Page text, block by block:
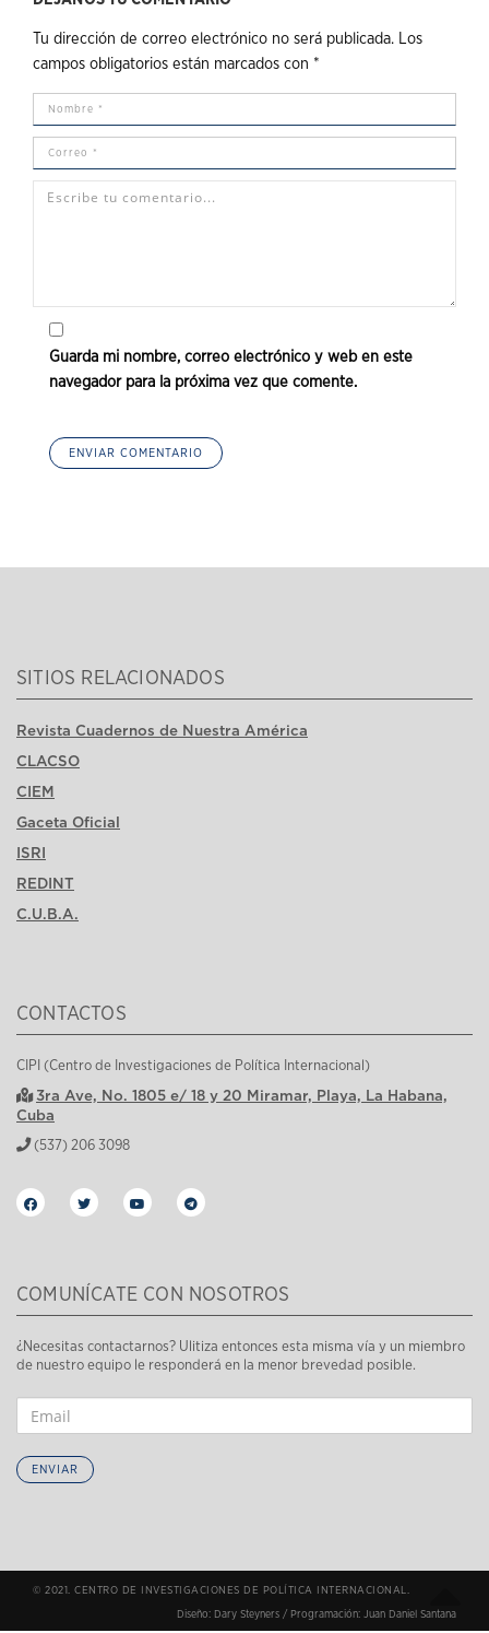
Tu dirección de correo electrónico no será publicada. Los
campos obligatorios están marcados con *
Guarda mi nombre, correo electrónico y web en este
navegador para la próxima vez que comente.
SITIOS RELACIONADOS
Revista Cuadernos de Nuestra América
CLACSO
CIEM
Gaceta Oficial
ISRI
REDINT
C.U.B.A.
CONTACTOS
CIPI (Centro de Investigaciones de Política Internacional)
3ra Ave, No. 1805 e/ 18 y 20 Miramar, Playa, La Habana,
Cuba
(537) 206 3098
COMUNÍCATE CON NOSOTROS
¿Necesitas contactarnos? Ulitiza entonces esta misma vía y un miembro
de nuestro equipo le responderá en la menor brevedad posible.
ENVIAR
© 2021. CENTRO DE INVESTIGACIONES DE POLÍTICA INTERNACIONAL.
Diseño: Dary Steyners / Programación: Juan Daniel Santana